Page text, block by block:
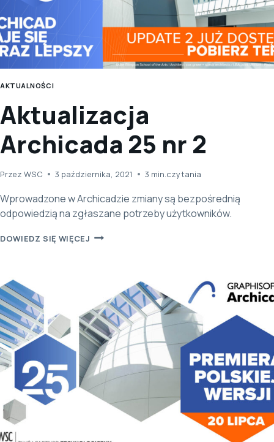
AKTUALNOŚCI
Aktualizacja
Archicada 25 nr 2
Przez WSC 3 października, 2021 3 min.czytania
Wprowadzone w Archicadzie zmiany są bezpośrednią
odpowiedzią na zgłaszane potrzeby użytkowników.
DOWIEDZ SIĘ WIĘCEJ AKTUALIZACJA